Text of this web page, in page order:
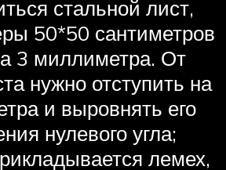
стальной лист,
50*50 сантиметров
3 миллиметра. От
нужно отступить на
и выровнять его
нулевого угла;
лемех,